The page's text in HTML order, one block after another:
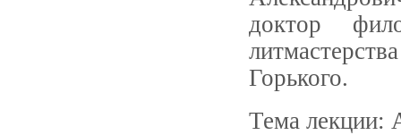
доктор
Горького.
Тема лекции: